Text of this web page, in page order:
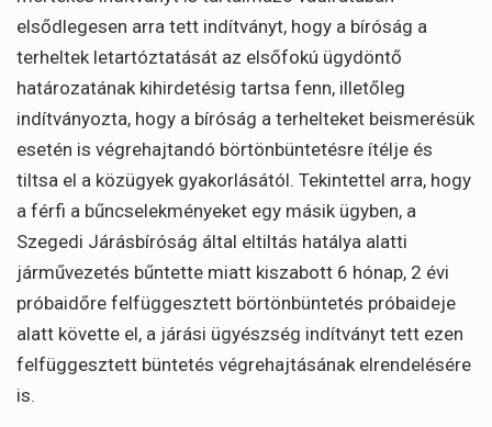
elsődlegesen arra tett indítványt, hogy a bíróság a
terheltek letartóztatását az elsőfokú ügydöntő
határozatának kihirdetésig tartsa fenn, illetőleg
indítványozta, hogy a bíróság a terhelteket beismerésük
esetén is végrehajtandó börtönbüntetésre ítélje és
tiltsa el a közügyek gyakorlásától. Tekintettel arra, hogy
a férfi a bűncselekményeket egy másik ügyben, a
Szegedi Járásbíróság által eltiltás hatálya alatti
járművezetés bűntette miatt kiszabott 6 hónap, 2 évi
próbaidőre felfüggesztett börtönbüntetés próbaideje
alatt követte el, a járási ügyészség indítványt tett ezen
felfüggesztett büntetés végrehajtásának elrendelésére
is.